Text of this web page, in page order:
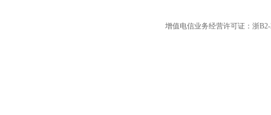
增值电信业务经营许可证：浙